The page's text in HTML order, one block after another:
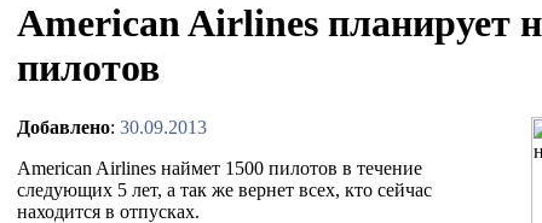
American Airlines планирует
пилотов
Добавлено: 30.09.2013
American Airlines наймет 1500 пилотов в течение
следующих 5 лет, а так же вернет всех, кто сейчас
находится в отпусках.